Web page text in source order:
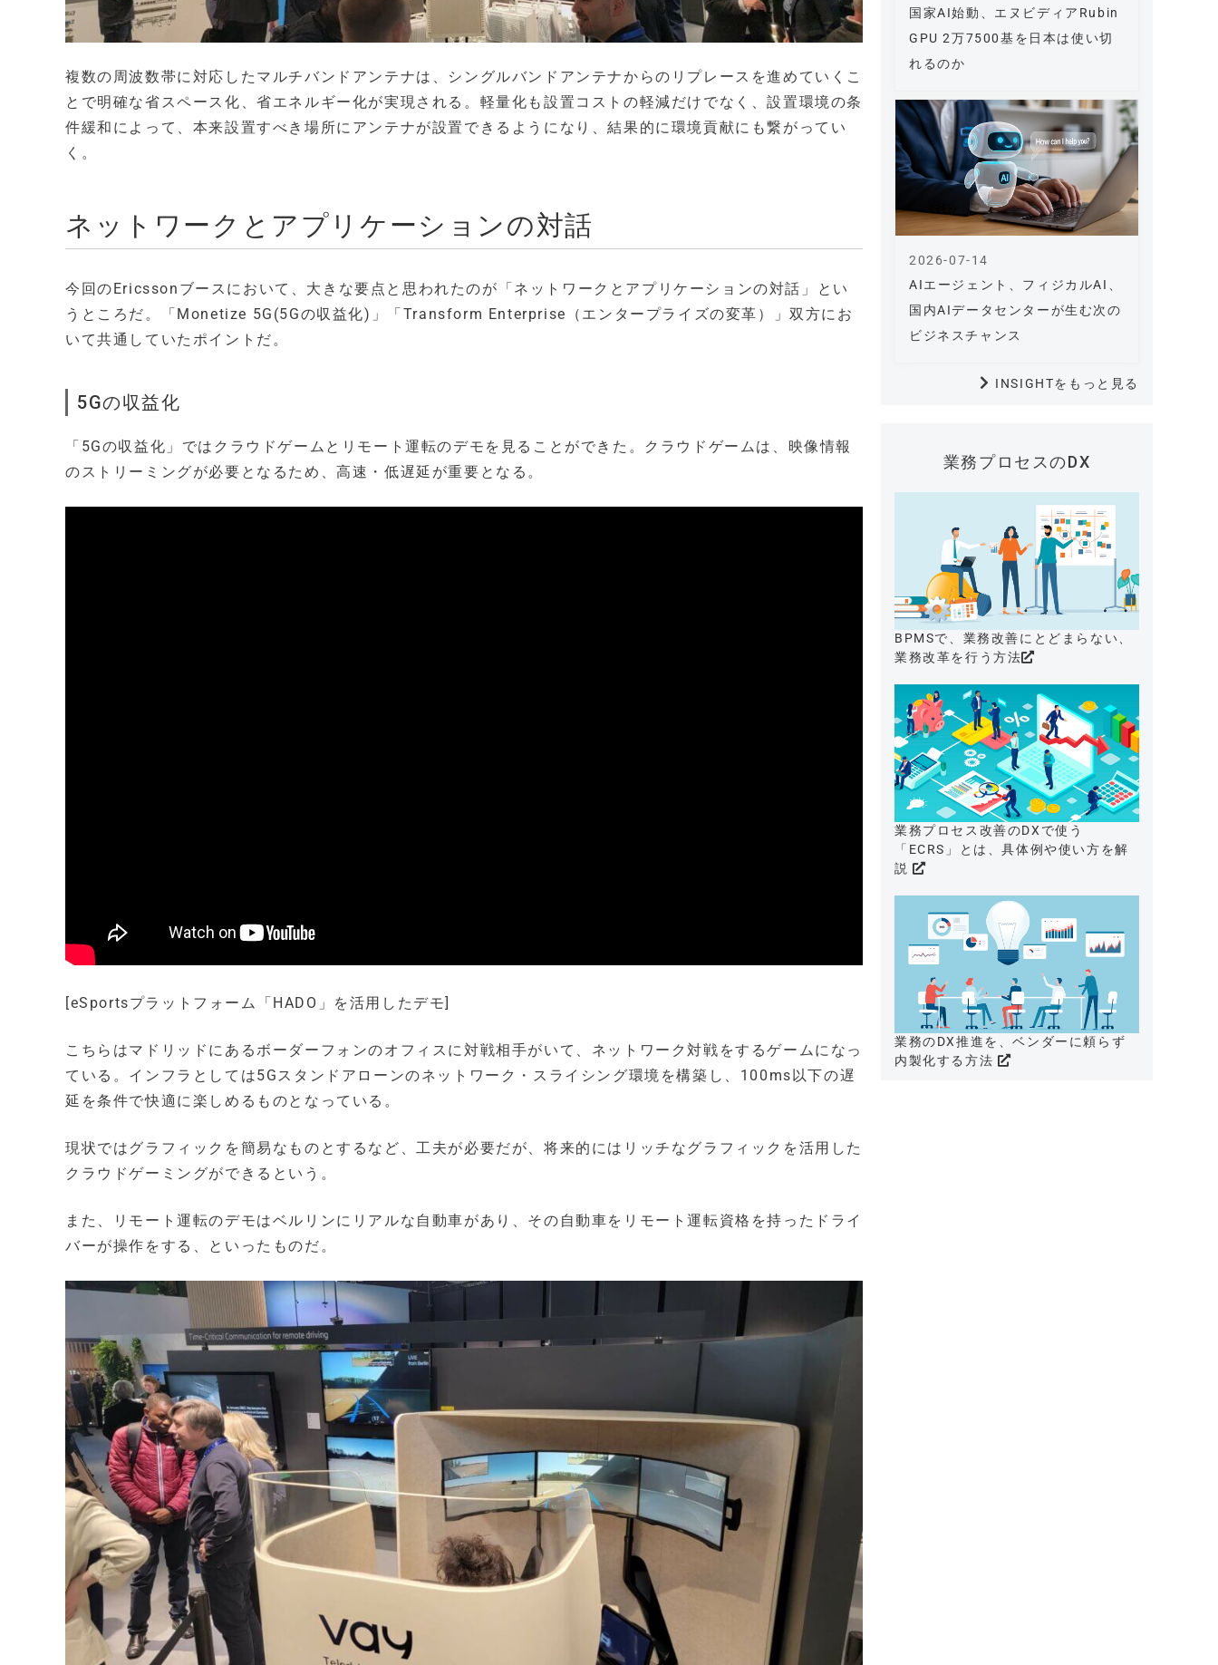
複数の周波数帯に対応したマルチバンドアンテナは、シングルバンドアンテナからのリプレースを進めていくこ
とで明確な省スペース化、省エネルギー化が実現される。軽量化も設置コストの軽減だけでなく、設置環境の条
件緩和によって、本来設置すべき場所にアンテナが設置できるようになり、結果的に環境貢献にも繋がってい
く。
ネットワークとアプリケーションの対話
今回のEricssonブースにおいて、大きな要点と思われたのが「ネットワークとアプリケーションの対話」とい
うところだ。「Monetize 5G(5Gの収益化)」「Transform Enterprise（エンタープライズの変革）」双方にお
いて共通していたポイントだ。
5Gの収益化
「5Gの収益化」ではクラウドゲームとリモート運転のデモを見ることができた。クラウドゲームは、映像情報
のストリーミングが必要となるため、高速・低遅延が重要となる。
[eSportsプラットフォーム「HADO」を活用したデモ]
こちらはマドリッドにあるボーダーフォンのオフィスに対戦相手がいて、ネットワーク対戦をするゲームになっ
ている。インフラとしては5Gスタンドアローンのネットワーク・スライシング環境を構築し、100ms以下の遅
延を条件で快適に楽しめるものとなっている。
現状ではグラフィックを簡易なものとするなど、工夫が必要だが、将来的にはリッチなグラフィックを活用した
クラウドゲーミングができるという。
また、リモート運転のデモはベルリンにリアルな自動車があり、その自動車をリモート運転資格を持ったドライ
バーが操作をする、といったものだ。
国家AI始動、エヌビディアRubin
GPU 2万7500基を日本は使い切
れるのか
AIエージェント、フィジカルAI、
国内AIデータセンターが生む次の
ビジネスチャンス
2026-07-14
INSIGHTをもっと見る
業務プロセスのDX
BPMSで、業務改善にとどまらない、
業務改革を行う方法
業務プロセス改善のDXで使う
「ECRS」とは、具体例や使い方を解
説
業務のDX推進を、ベンダーに頼らず
内製化する方法